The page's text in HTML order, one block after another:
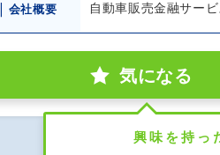
会社概要 自動車販売金融サー
気になる
興味を持っ